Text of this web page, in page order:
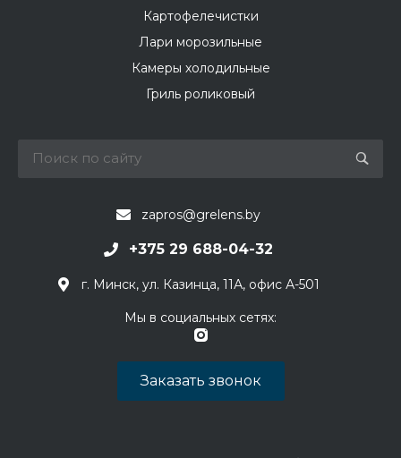
Картофелечистки
Лари морозильные
Камеры холодильные
Гриль роликовый
zapros@grelens.by
+375 29 688-04-32
г. Минск, ул. Казинца, 11А, офис А-501
Мы в социальных сетях:
Заказать звонок